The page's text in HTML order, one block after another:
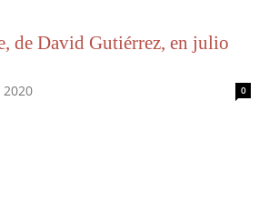
de David Gutiérrez, en julio
0